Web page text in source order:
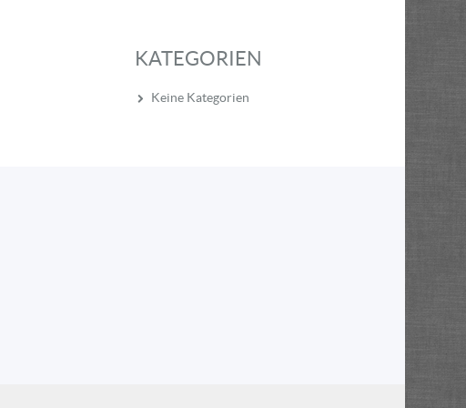
KATEGORIEN
Keine Kategorien